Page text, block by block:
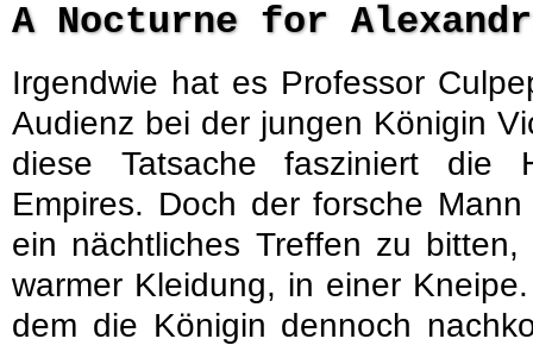
A Nocturne for
Irgendwie hat es Professor
Audienz bei der jungen Königin
diese Tatsache fasziniert die
Empires. Doch der forsche
ein nächtliches Treffen zu
warmer Kleidung, in einer
dem die Königin dennoch